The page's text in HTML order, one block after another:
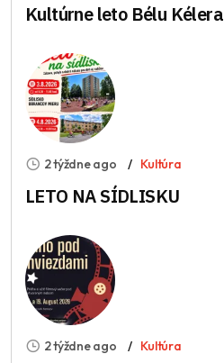
Kultúrne leto Bélu Kélera
2 týždne ago Kultúra
LETO NA SÍDLISKU
2 týždne ago Kultúra